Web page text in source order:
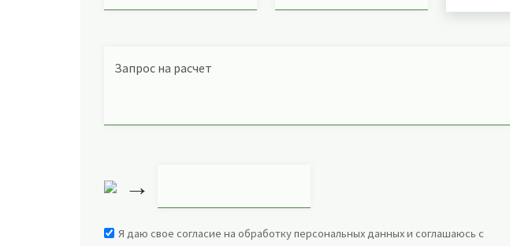
Запрос на расчет
→
Я даю свое согласие на обработку персональных данных и соглашаюсь с